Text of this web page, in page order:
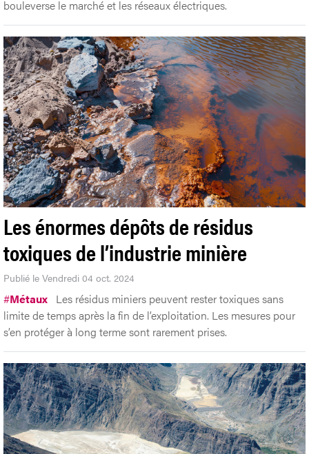
bouleverse le marché et les réseaux électriques.
Les énormes dépôts de résidus
toxiques de l’industrie minière
Publié le Vendredi 04 oct. 2024
#Métaux Les résidus miniers peuvent rester toxiques sans
limite de temps après la fin de l’exploitation. Les mesures pour
s’en protéger à long terme sont rarement prises.